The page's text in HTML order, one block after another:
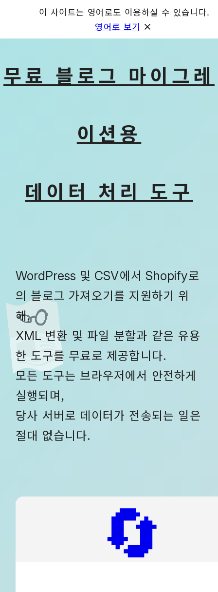
GET
무료 블로그 마이그레
이션용
데이터 처리 도구
WordPress 및 CSV에서 Shopify로
의 블로그 가져오기를 지원하기 위
해,
XML 변환 및 파일 분할과 같은 유용
한 도구를 무료로 제공합니다.
모든 도구는 브라우저에서 안전하게
실행되며,
당사 서버로 데이터가 전송되는 일은
절대 없습니다.
🔄
이 사이트는 영어로도 이용하실 수 있습니다.
영어로 보기